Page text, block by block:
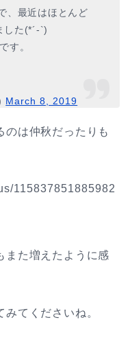
、最近はほとんど
した(*´-`)
す。
March 8, 2019
は仲秋だったりも
115837851885982
また増えたように感
てくださいね。